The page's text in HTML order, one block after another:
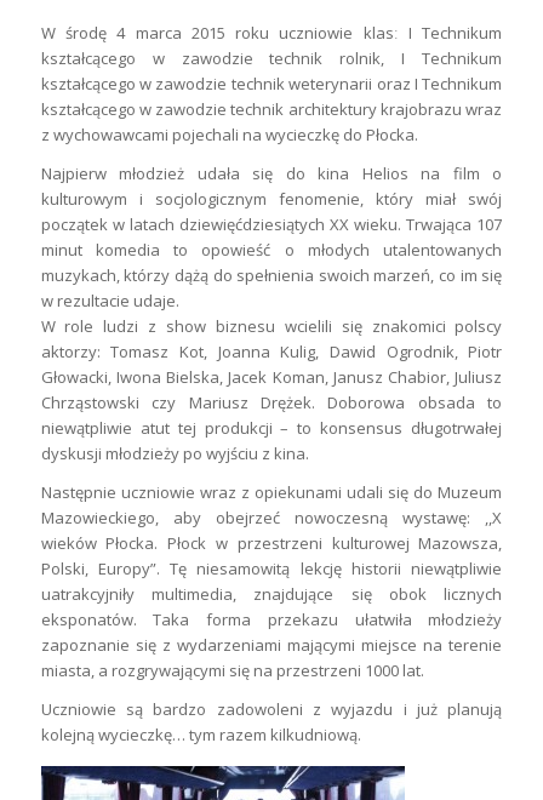
W środę 4 marca 2015 roku uczniowie klasː I Technikum
kształcącego w zawodzie technik rolnik, I Technikum
kształcącego w zawodzie technik weterynarii oraz I Technikum
kształcącego w zawodzie technik architektury krajobrazu wraz
z wychowawcami pojechali na wycieczkę do Płocka.
Najpierw młodzież udała się do kina Helios na film o
kulturowym i socjologicznym fenomenie, który miał swój
początek w latach dziewięćdziesiątych XX wieku. Trwająca 107
minut‎ ‎komedia‎ to opowieść o młodych utalentowanych
muzykach, którzy dążą do spełnienia swoich marzeń, co im się
w rezultacie udaje.
W role ludzi z show biznesu wcielili się znakomici polscy
aktorzy: Tomasz Kot, Joanna Kulig, Dawid Ogrodnik, Piotr
Głowacki, Iwona Bielska, Jacek Koman, Janusz Chabior, Juliusz
Chrząstowski czy Mariusz Drężek. Doborowa obsada to
niewątpliwie atut tej produkcji – to konsensus długotrwałej
dyskusji młodzieży po wyjściu z kina.
Następnie uczniowie wraz z opiekunami udali się do Muzeum
Mazowieckiego, aby obejrzeć nowoczesną wystawę: ,,X
wieków Płocka. Płock w przestrzeni kulturowej Mazowsza,
Polski, Europy”. Tę niesamowitą lekcję historii niewątpliwie
uatrakcyjniły multimedia, znajdujące się obok licznych
eksponatów. Taka forma przekazu ułatwiła młodzieży
zapoznanie się z wydarzeniami mającymi miejsce na terenie
miasta, a rozgrywającymi się na przestrzeni 1000 lat.
Uczniowie są bardzo zadowoleni z wyjazdu i już planują
kolejną wycieczkę… tym razem kilkudniową.